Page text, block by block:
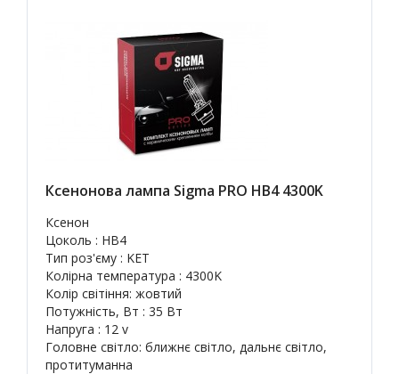
Ксенонова лампа Sigma PRO HB4 4300K
Ксенон
Цоколь : HB4
Тип роз'єму : KET
Колірна температура : 4300K
Колір світіння: жовтий
Потужність, Вт : 35 Вт
Напруга : 12 v
Головне світло: ближнє світло, дальнє світло,
протитуманна